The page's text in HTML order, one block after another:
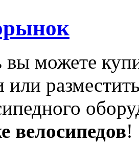
вы можете
или
велосипедов!